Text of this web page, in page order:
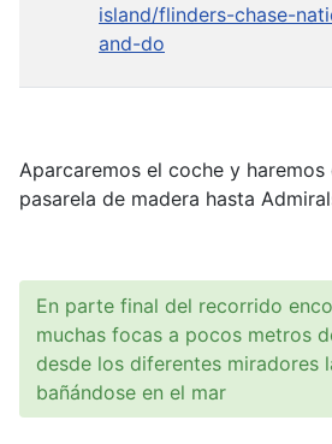
island/flinders-chase-
and-do
Aparcaremos el coche y
pasarela de madera hasta
En parte final del recorrido
muchas focas a pocos metros
desde los diferentes miradores
bañándose en el mar